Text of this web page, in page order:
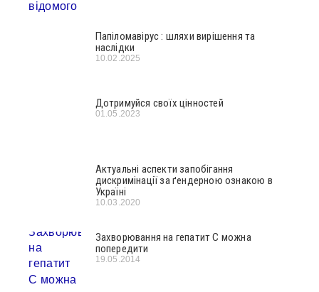
Папіломавірус : шляхи вирішення та
наслідки
10.02.2025
Дотримуйся своїх цінностей
01.05.2023
Актуальні аспекти запобігання
дискримінації за ґендерною ознакою в
Україні
10.03.2020
Захворювання на гепатит С можна
попередити
19.05.2014